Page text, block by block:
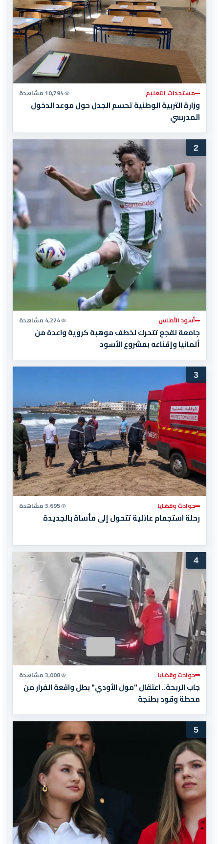
مستجدات التعليم 10,794 مشاهدة
وزارة التربية الوطنية تحسم الجدل حول موعد الدخول
المدرسي
2
أسود الأطلس 4,224 مشاهدة
جامعة لقجع تتحرك لخطف موهبة كروية واعدة من
ألمانيا وإقناعه بمشروع الأسود
3
حوادث وقضايا 3,695 مشاهدة
رحلة استجمام عائلية تتحول إلى مأساة بالجديدة
4
حوادث وقضايا 3,008 مشاهدة
جاب الربحة.. اعتقال "مول الأودي" بطل واقعة الفرار من
محطة وقود بطنجة
5